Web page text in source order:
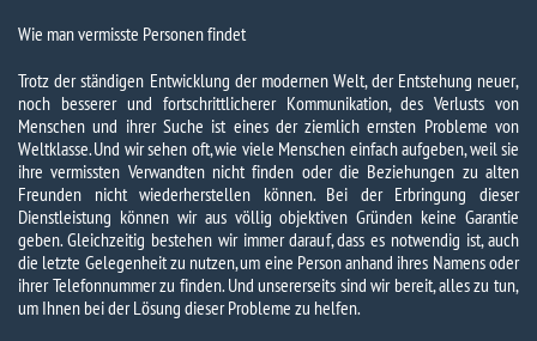
Wie man vermisste Personen findet
Trotz der ständigen Entwicklung der modernen Welt, der Entstehung neuer,
noch besserer und fortschrittlicherer Kommunikation, des Verlusts von
Menschen und ihrer Suche ist eines der ziemlich ernsten Probleme von
Weltklasse. Und wir sehen oft, wie viele Menschen einfach aufgeben, weil sie
ihre vermissten Verwandten nicht finden oder die Beziehungen zu alten
Freunden nicht wiederherstellen können. Bei der Erbringung dieser
Dienstleistung können wir aus völlig objektiven Gründen keine Garantie
geben. Gleichzeitig bestehen wir immer darauf, dass es notwendig ist, auch
die letzte Gelegenheit zu nutzen, um eine Person anhand ihres Namens oder
ihrer Telefonnummer zu finden. Und unsererseits sind wir bereit, alles zu tun,
um Ihnen bei der Lösung dieser Probleme zu helfen.